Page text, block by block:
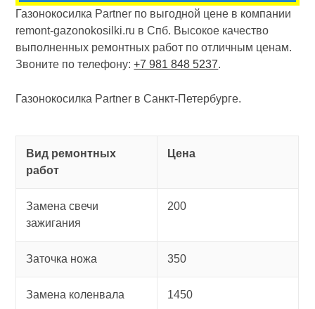
Газонокосилка Partner по выгодной цене в компании
remont-gazonokosilki.ru в Спб. Высокое качество
выполненных ремонтных работ по отличным ценам.
Звоните по телефону:+7 981 848 5237.
Газонокосилка Partner в Санкт-Петербурге.
Вид ремонтных
работ
Цена
Замена свечи
зажигания
200
Заточка ножа 350
Замена коленвала 1450